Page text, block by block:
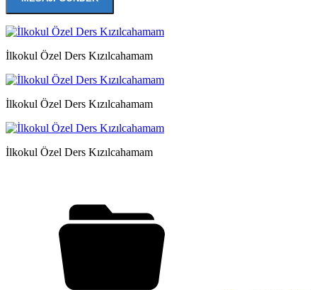
İlkokul Özel Ders Kızılcahamam
İlkokul Özel Ders Kızılcahamam
İlkokul Özel Ders Kızılcahamam